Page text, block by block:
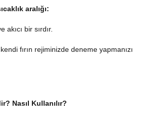
aralığı:
bir sırdır.
fırın rejiminizde deneme yapmanızı
Nasıl Kullanılır?